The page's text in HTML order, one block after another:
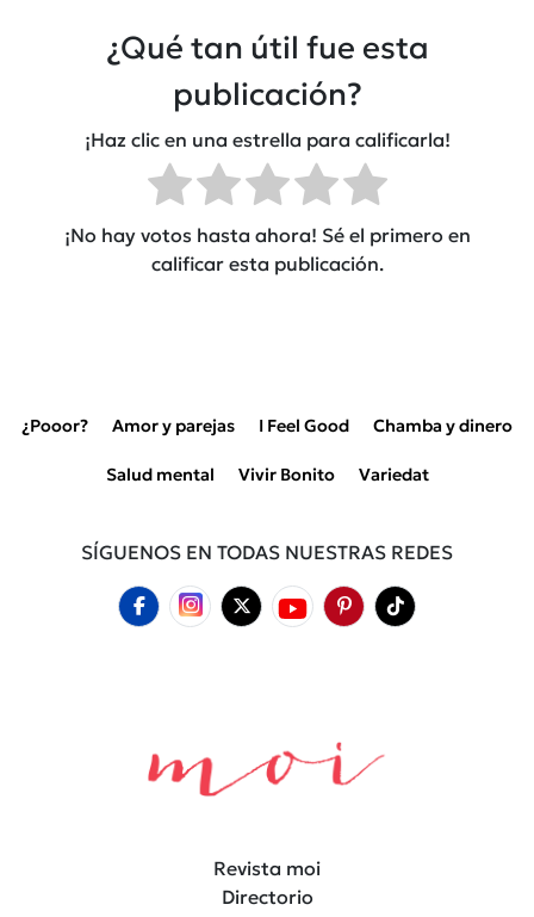
¿Qué tan útil fue esta
publicación?
¡Haz clic en una estrella para calificarla!
¡No hay votos hasta ahora! Sé el primero en
calificar esta publicación.
¿Pooor? Amor y parejas I Feel Good Chamba y dinero
Salud mental Vivir Bonito Variedat
SÍGUENOS EN TODAS NUESTRAS REDES
Revista moi
Directorio